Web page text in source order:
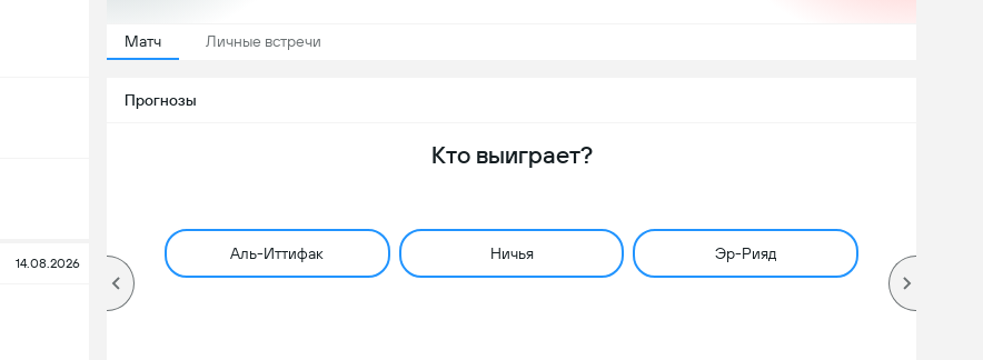
14.08.2026
Матч Личные встречи
Прогнозы
Кто выиграет?
Аль-Иттифак Ничья Эр-Рияд